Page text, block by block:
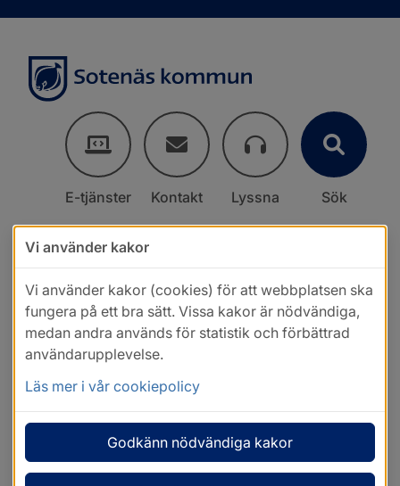
E-tjänster Kontakt Lyssna Sök
Vi använder kakor
Vi använder kakor (cookies) för att webbplatsen ska
fungera på ett bra sätt. Vissa kakor är nödvändiga,
medan andra används för statistik och förbättrad
användarupplevelse.
Läs mer i vår cookiepolicy
Godkänn nödvändiga kakor